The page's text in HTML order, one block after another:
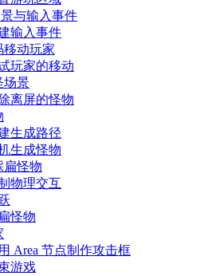
景与输入事件
输入事件
移动玩家
玩家的移动
场景
离屏的怪物
生成路径
生成怪物
扁怪物
物理交互
怪物
Area 节点制作攻击框
游戏